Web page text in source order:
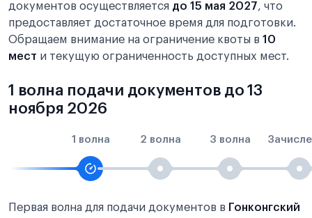
документов осуществляется до 15 мая 2027, что
предоставляет достаточное время для подготовки.
Обращаем внимание на ограничение квоты в 10
мест и текущую ограниченность доступных мест.
1 волна подачи документов до 13
ноября 2026
1 волна 2 волна 3 волна
Первая волна для подачи документов в Гонконгский